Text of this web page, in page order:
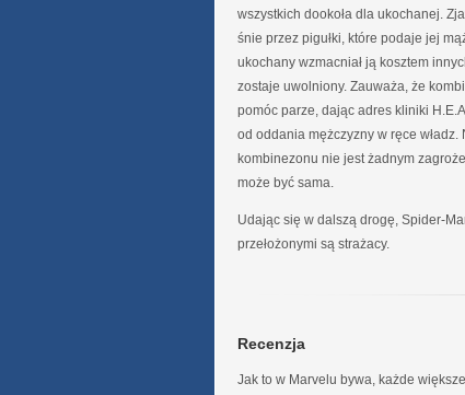
wszystkich dookoła dla ukochanej.
śnie przez pigułki, które podaje jej
ukochany wzmacniał ją kosztem
zostaje uwolniony. Zauważa, że
pomóc parze, dając adres kliniki
od oddania mężczyzny w ręce
kombinezonu nie jest żadnym
może być sama.
Udając się w dalszą drogę, Spider-
przełożonymi są strażacy.
Recenzja
Jak to w Marvelu bywa, każde